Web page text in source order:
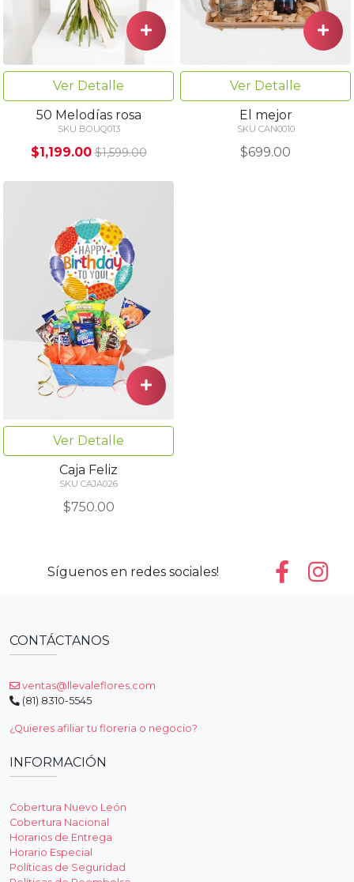
Ver Detalle
50 Melodías rosa
SKU BOUQ013
$1,199.00 $1,599.00
Ver Detalle
El mejor
SKU CAN0010
$699.00
Ver Detalle
Caja Feliz
SKU CAJA026
$750.00
Síguenos en redes sociales!
CONTÁCTANOS
ventas@llevaleflores.com
(81) 8310-5545
¿Quieres afiliar tu floreria o negocio?
INFORMACIÓN
Cobertura Nuevo León
Cobertura Nacional
Horarios de Entrega
Horario Especial
Políticas de Seguridad